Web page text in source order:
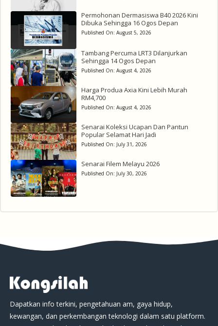
Permohonan Dermasiswa B40 2026 Kini
Dibuka Sehingga 16 Ogos Depan
Published On: August 5, 2026
Tambang Percuma LRT3 Dilanjurkan
Sehingga 14 Ogos Depan
Published On: August 4, 2026
Harga Produa Axia Kini Lebih Murah
RM4,700
Published On: August 4, 2026
Senarai Koleksi Ucapan Dan Pantun
Popular Selamat Hari Jadi
Published On: July 31, 2026
Senarai Filem Melayu 2026
Published On: July 30, 2026
Dapatkan info terkini, pengetahuan am, gaya hidup,
kewangan, dan perkembangan teknologi dalam satu platform.